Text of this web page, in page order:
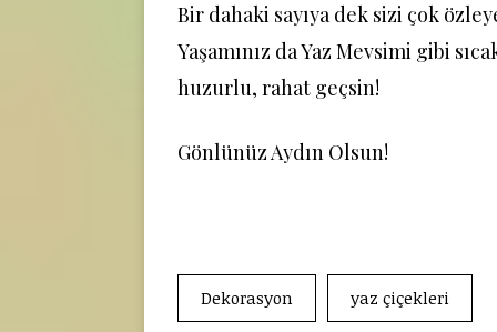
Bir dahaki sayıya dek sizi çok
Yaşamınız da Yaz Mevsimi gibi
huzurlu, rahat geçsin!
Gönlünüz Aydın Olsun!
Dekorasyon yaz çiçekleri